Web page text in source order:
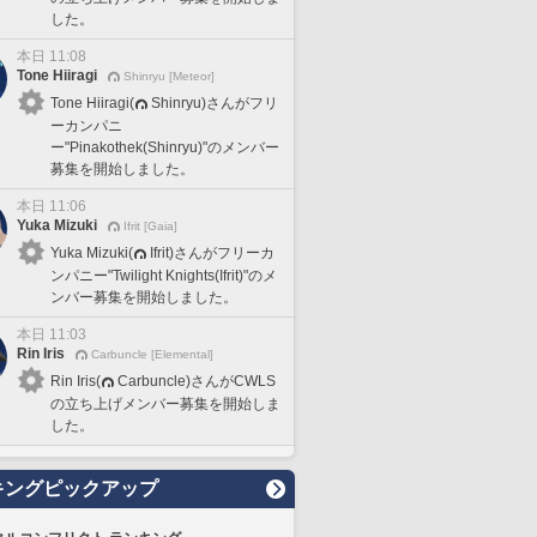
した。
本日 11:08
Tone Hiiragi
Shinryu [Meteor]
Tone Hiiragi(
Shinryu)さんがフリ
ーカンパニ
ー"Pinakothek(Shinryu)"のメンバー
募集を開始しました。
本日 11:06
Yuka Mizuki
Ifrit [Gaia]
Yuka Mizuki(
Ifrit)さんがフリーカ
ンパニー"Twilight Knights(Ifrit)"のメ
ンバー募集を開始しました。
本日 11:03
Rin Iris
Carbuncle [Elemental]
Rin Iris(
Carbuncle)さんがCWLS
の立ち上げメンバー募集を開始しま
した。
ングピックアップ